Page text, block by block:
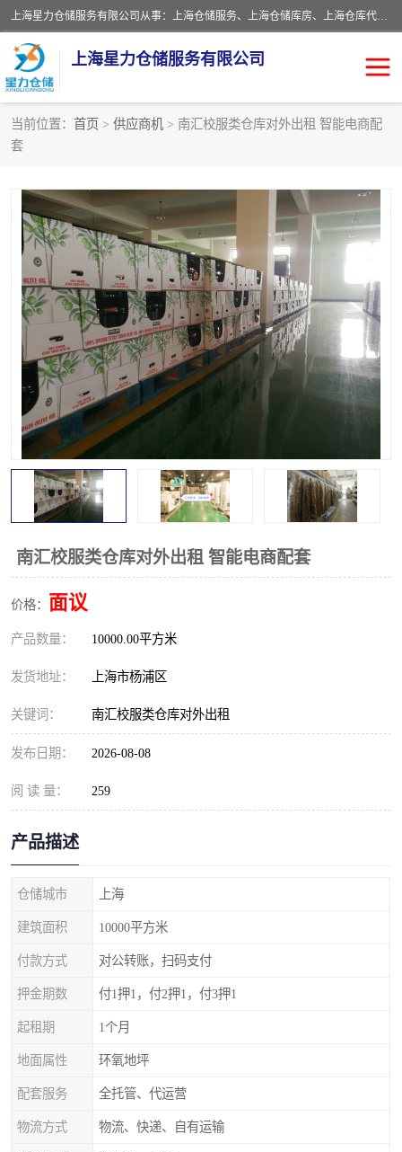
上海星力仓储服务有限公司从事：上海仓储服务、上海仓储库房、上海仓库代运营、上海仓库对外出租、上海仓库外包、上海三方仓储、上海电商仓储代发、上海电商代发货仓库、上海托管仓库、上海仓储配送。上海星力仓储服务有限公司现在拥有100个分仓、10万余平方的标准库房，精炼员工几百名，与几千家客户合作，公司已跻身上海仓储行业前列。欢迎来电咨询！
上海星力仓储服务有限公司
当前位置： 首页 > 供应商机 > 南汇校服类仓库对外出租 智能电商配
套
南汇校服类仓库对外出租 智能电商配套
价格： 面议
产品数量： 10000.00平方米
发货地址： 上海市杨浦区
关键词： 南汇校服类仓库对外出租
发布日期： 2026-08-08
阅 读 量： 259
产品描述
仓储城市 上海
建筑面积 10000平方米
付款方式 对公转账，扫码支付
押金期数 付1押1，付2押1，付3押1
起租期 1个月
地面属性 环氧地坪
配套服务 全托管、代运营
物流方式 物流、快递、自有运输
上海仓储配送 上海仓库外包
上海仓库代运营 上海托管仓库
上海第三方仓储 上海仓储服务
仓储 上海电商代发货仓库
上海托管仓库